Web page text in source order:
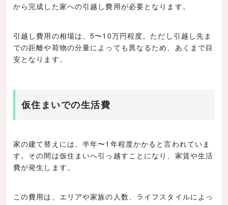
から完成した家への引越し費用が必要となります。
引越し費用の相場は、5〜10万円程度。ただし引越し先ま
での距離や荷物の分量によっても異なるため、あくまで目
安となります。
仮住まいでの生活費
家の建て替えには、半年〜1年程度かかると言われていま
す。その間は仮住まいへ引っ越すことになり、家賃や生活
費が発生します。
この費用は、エリアや家族の人数、ライフスタイルによっ